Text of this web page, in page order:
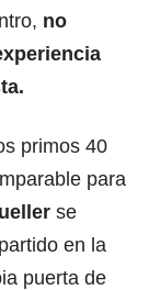
no
primos 40
para
se
en la
puerta de